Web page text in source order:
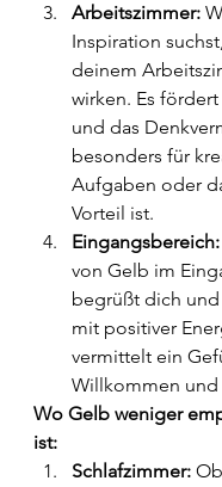
Arbeitszimmer:
Inspiration
deinem
wirken. Es
und das
besonders für
Aufgaben oder
Vorteil ist.
Eingangsbereich:
von Gelb im
begrüßt dich
mit positiver
vermittelt ein
Willkommen
Wo Gelb weniger
ist:
Schlafzimmer: